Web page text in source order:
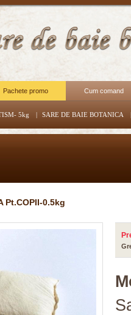
Pachete promo Cum comand
5kg | SARE DE BAIE BOTANICA |
Pt.COPII-0.5kg